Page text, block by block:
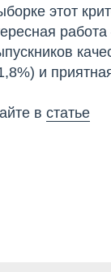
этот
и
встатье